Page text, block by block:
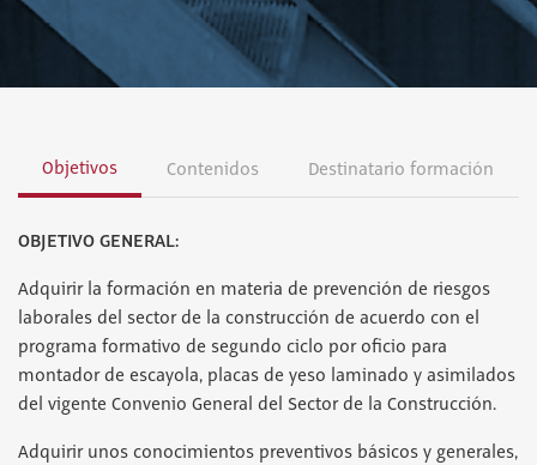
Objetivos Contenidos Destinatario formación
OBJETIVO GENERAL:
Adquirir la formación en materia de prevención de riesgos
laborales del sector de la construcción de acuerdo con el
programa formativo de segundo ciclo por oficio para
montador de escayola, placas de yeso laminado y asimilados
del vigente Convenio General del Sector de la Construcción.
Adquirir unos conocimientos preventivos básicos y generales,